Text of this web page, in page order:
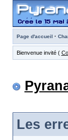
Page d'accueil ·
Bienvenue invité (
Les